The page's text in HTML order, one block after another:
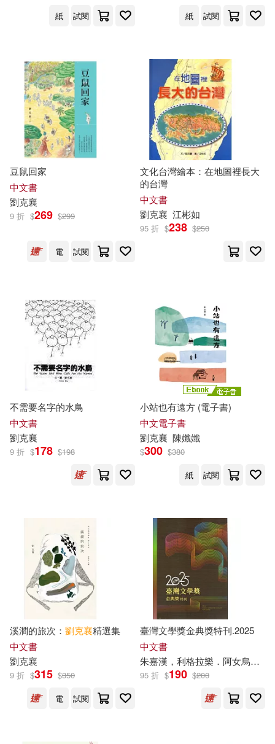
紙 試閱
紙
試閱
豆鼠回家
中文書
劉克襄
9 折 $269 $299
電 試閱
文化台灣繪本：在地圖裡長大
的台灣
中文書
劉克襄 江彬如
95 折 $238 $250
不需要名字的水鳥
中文書
劉克襄
9 折 $178 $198
小站也有遠方 (電子書)
中文電子書
劉克襄 陳孅孅
$300 $380
紙
試閱
溪澗的旅次： 劉克襄精選集
中文書
劉克襄
9 折 $315 $350
電
試閱
臺灣文學獎金典獎特刊.2025
中文書
朱嘉漢，利格拉樂．阿女烏，李佳穎，李金蓮，李進文，林文心，林俊?，阿芒，洪廣冀，范容瑛，馬翊航，張娟芬，連明偉，陳佩甄，陳雨航，童偉格，黃崇凱，黃麗群，楊富閔，葉佳怡，
95 折 $190 $200